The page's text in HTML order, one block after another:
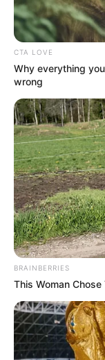
Rating
Cerita
Pemain
Akting
Musik
CTA LOVE
Why everything
wrong
BRAINBERRIES
This Woman